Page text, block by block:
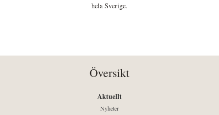
hela Sverige.
Översikt
Aktuellt
Nyheter